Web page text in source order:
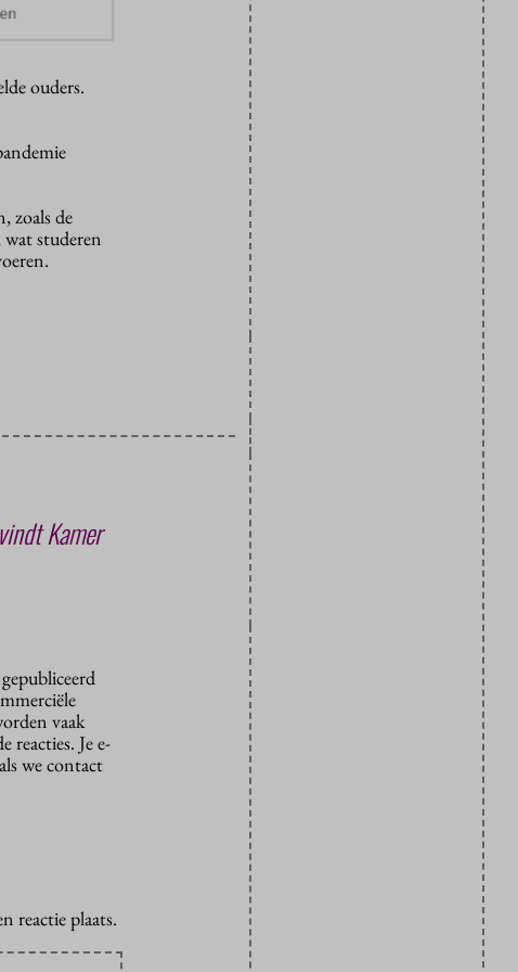
ouders.
zoals de
studeren
Kamer
vaak
reacties. Je e-
we contact
reactie plaats.